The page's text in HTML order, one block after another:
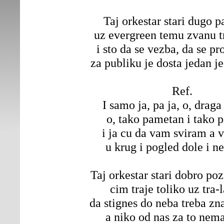
Taj orkestar stari dugo
uz evergreen temu zvanu
i sto da se vezba, da se
za publiku je dosta jedan
Ref.
I samo ja, pa ja, o,
o, tako pametan i tako
i ja cu da vam sviram a
u krug i pogled dole i
Taj orkestar stari dobro
cim traje toliko uz tra-
da stignes do neba treba
a niko od nas za to